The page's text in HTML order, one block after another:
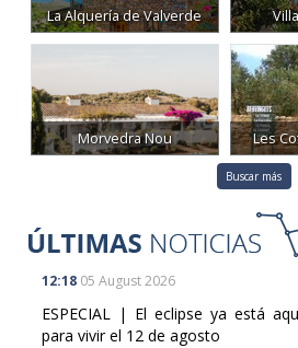
La Alquería de Valverde
Morvedra Nou Les
Buscar más
12:18 05 August 2026
ESPECIAL | El eclipse ya está
para vivir el 12 de agosto